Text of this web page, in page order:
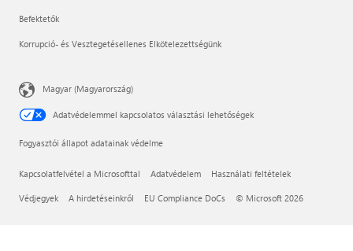
Befektetők
Korrupció- és Vesztegetésellenes Elkötelezettségünk
Magyar (Magyarország)
Adatvédelemmel kapcsolatos választási lehetőségek
Fogyasztói állapot adatainak védelme
Kapcsolatfelvétel a Microsofttal Adatvédelem Használati feltételek
Védjegyek A hirdetéseinkről EU Compliance DoCs © Microsoft 2026